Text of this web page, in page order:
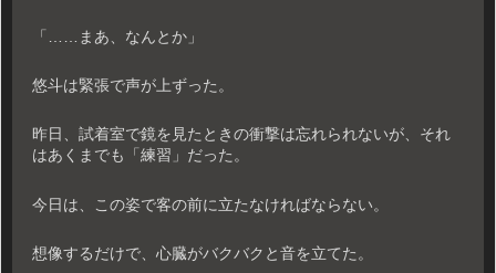
「……まあ、なんとか」
悠斗は緊張で声が上ずった。
昨日、試着室で鏡を見たときの衝撃は忘れられないが、それ
はあくまでも「練習」だった。
今日は、この姿で客の前に立たなければならない。
想像するだけで、心臓がバクバクと音を立てた。